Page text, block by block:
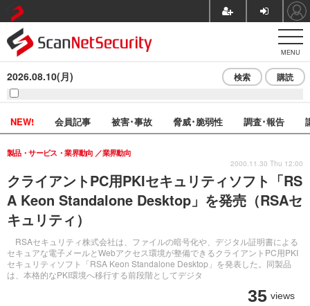
MENU
2026.08.10(月) 検索 購読
NEW! 会員記事 被害･事故 脅威･脆弱性 調査･報告
クライアントPC用PKIセキュリティソフト「RS
A Keon Standalone Desktop」を発売（RSAセ
キュリティ）
RSAセキュリティ株式会社は、ファイルの暗号化や、デジタル証明書による
セキュアな電子メールとWebアクセス環境が整備できるクライアントPC用PKI
セキュリティソフト「RSA Keon Standalone Desktop」を発表した。同製品
は、本格的なPKI環境へ移行する前段階としてデジタ
製品・サービス・業界動向 業界動向
35 views
2000.11.30 Thu 12:00